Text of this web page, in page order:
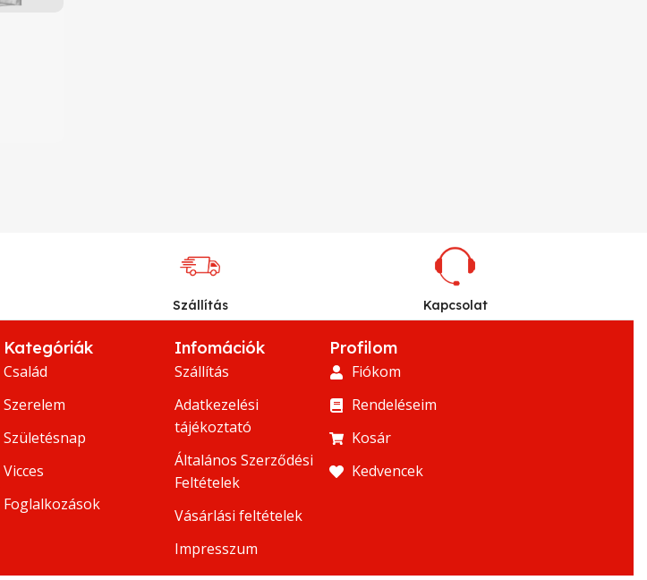
Szállítás Kapcsolat
Kategóriák
Család
Szerelem
Születésnap
Vicces
Foglalkozások
Infomációk
Szállítás
Adatkezelési
tájékoztató
Általános Szerződési
Feltételek
Vásárlási feltételek
Impresszum
Profilom
Fiókom
Rendeléseim
Kosár
Kedvencek